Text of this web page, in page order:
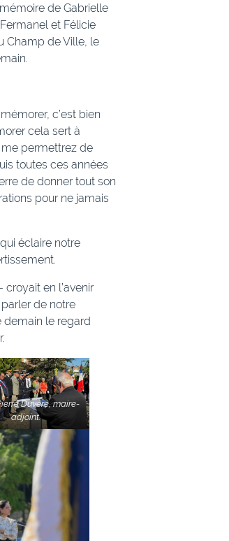
de Gabrielle
et Félicie
Champ de Ville, le
c’est bien
cela sert à
permettrez de
toutes ces années
de donner tout son
pour ne jamais
éclaire notre
en l’avenir
de notre
demain le regard
Duvéré, maire-
adjoint.